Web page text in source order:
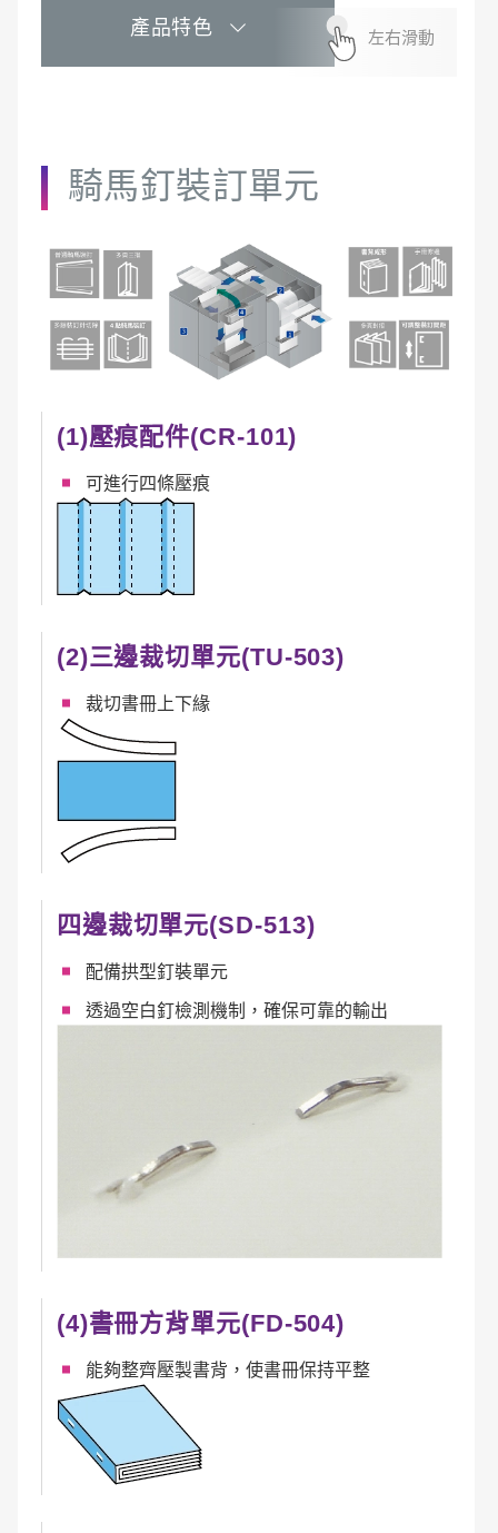
產品特色 左右滑動
騎馬釘裝訂單元
(1)壓痕配件(CR-101)
可進行四條壓痕
(2)三邊裁切單元(TU-503)
裁切書冊上下緣
四邊裁切單元(SD-513)
配備拱型釘裝單元
透過空白釘檢測機制，確保可靠的輸出
(4)書冊方背單元(FD-504)
能夠整齊壓製書背，使書冊保持平整